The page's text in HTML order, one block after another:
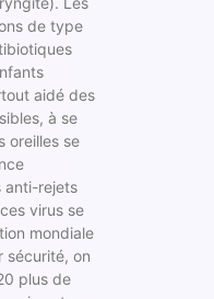
de type
aidé des
à se
oreilles se
anti-rejets
virus se
mondiale
sécurité, on
plus de